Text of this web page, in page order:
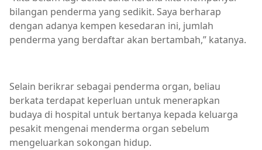
bilangan penderma yang sedikit. Saya berharap
dengan adanya kempen kesedaran ini, jumlah
penderma yang berdaftar akan bertambah,” katanya.
Selain berikrar sebagai penderma organ, beliau
berkata terdapat keperluan untuk menerapkan
budaya di hospital untuk bertanya kepada keluarga
pesakit mengenai menderma organ sebelum
mengeluarkan sokongan hidup.